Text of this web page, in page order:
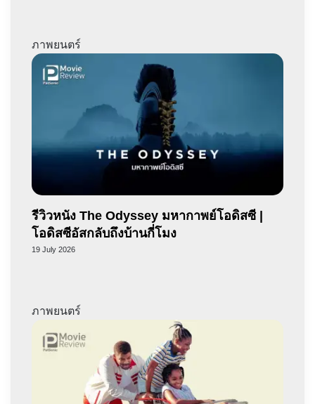
ภาพยนตร์
รีวิวหนัง The Odyssey มหากาพย์โอดิสซี |
โอดิสซีอัสกลับถึงบ้านกี่โมง
19 July 2026
ภาพยนตร์